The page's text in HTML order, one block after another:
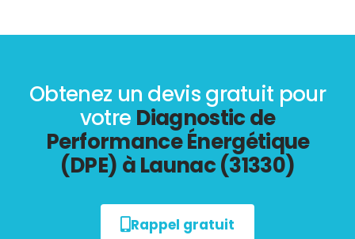
Obtenez un devis gratuit pour
votre Diagnostic de
Performance Énergétique
(DPE) à Launac (31330)
Rappel gratuit